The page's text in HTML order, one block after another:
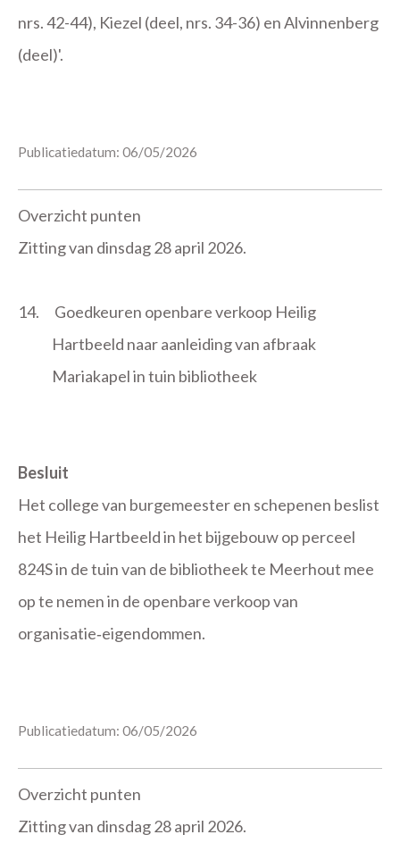
nrs. 42-44), Kiezel (deel, nrs. 34-36) en Alvinnenberg
(deel)'.
Publicatiedatum: 06/05/2026
Overzicht punten
Zitting van dinsdag 28 april 2026.
14.
Goedkeuren openbare verkoop Heilig
Hartbeeld naar aanleiding van afbraak
Mariakapel in tuin bibliotheek
Besluit
Het college van burgemeester en schepenen beslist
het Heilig Hartbeeld in het bijgebouw op perceel
824S in de tuin van de bibliotheek te Meerhout mee
op te nemen in de openbare verkoop van
organisatie‑eigendommen.
Publicatiedatum: 06/05/2026
Overzicht punten
Zitting van dinsdag 28 april 2026.